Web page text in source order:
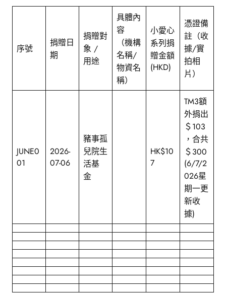
序號
捐贈日
期
捐贈對
象 /
用途
具體內
容
（機構
名稱/
物資名
稱）
小愛心
系列捐
贈金額
(HKD)
憑證備
註（收
據/實
拍相
片）
JUNE0
01
2026-
07-06
豬事孤
兒院生
活基
金
HK$10
7
TM3額
外捐出
＄103
，合共
＄300
(6/7/2
026星
期一更
新收
據)